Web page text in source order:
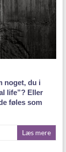
noget, du i
life”? Eller
føles som
Læs mere